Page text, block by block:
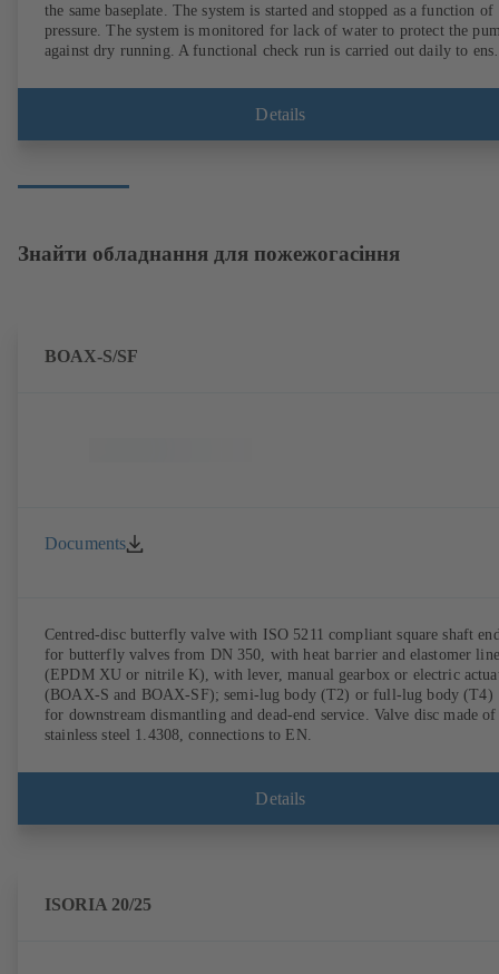
the same baseplate. The system is started and stopped as a function of
pressure. The system is monitored for lack of water to protect the
against dry running. A functional check run is carried out daily to
Details
Знайти обладнання для пожежогасіння
BOAX-S/SF
Documents
Centred-disc butterfly valve with ISO 5211 compliant square shaft
for butterfly valves from DN 350, with heat barrier and elastomer
(EPDM XU or nitrile K), with lever, manual gearbox or electric
(BOAX-S and BOAX-SF); semi-lug body (T2) or full-lug body (T4)
for downstream dismantling and dead-end service. Valve disc made of
stainless steel 1.4308, connections to EN.
Details
ISORIA 20/25